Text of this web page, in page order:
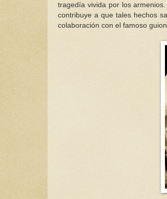
tragedía vivida por los
contribuye a que tales hechos
colaboración con el famoso